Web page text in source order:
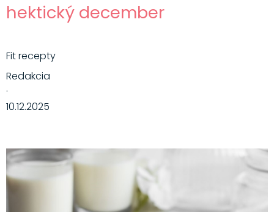
hektický december
Fit recepty
Redakcia
·
10.12.2025